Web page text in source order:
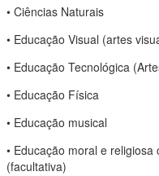
• Ciências Naturais
• Educação Visual (artes
• Educação Tecnológica
• Educação Física
• Educação musical
• Educação moral e
(facultativa)